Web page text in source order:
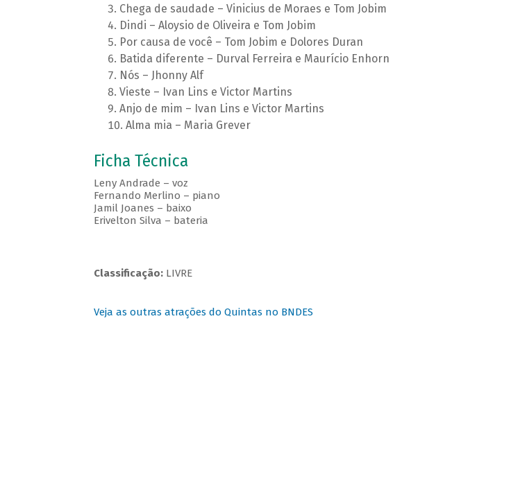
Chega de saudade – Vinicius de Moraes e Tom Jobim
Dindi – Aloysio de Oliveira e Tom Jobim
Por causa de você – Tom Jobim e Dolores Duran
Batida diferente – Durval Ferreira e Maurício Enhorn
Nós – Jhonny Alf
Vieste – Ivan Lins e Victor Martins
Anjo de mim – Ivan Lins e Victor Martins
Alma mia – Maria Grever
Ficha Técnica
Leny Andrade – voz
Fernando Merlino – piano
Jamil Joanes – baixo
Erivelton Silva – bateria
Classificação: LIVRE
Veja as outras atrações do Quintas no BNDES